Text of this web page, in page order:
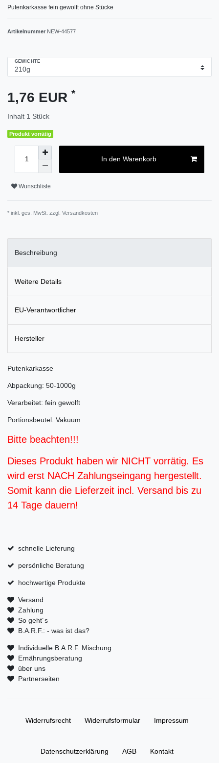
Putenkarkasse fein gewolft ohne Stücke
Artikelnummer NEW-44577
GEWICHTE
1,76 EUR *
Inhalt 1 Stück
Produkt vorrätig
In den Warenkorb
Wunschliste
* inkl. ges. MwSt. zzgl. Versandkosten
Beschreibung
Weitere Details
EU-Verantwortlicher
Hersteller
Putenkarkasse
Abpackung: 50-1000g
Verarbeitet: fein gewolft
Portionsbeutel: Vakuum
Bitte beachten!!!
Dieses Produkt haben wir NICHT vorrätig. Es
wird erst NACH Zahlungseingang hergestellt.
Somit kann die Lieferzeit incl. Versand bis zu
14 Tage dauern!
schnelle Lieferung
persönliche Beratung
hochwertige Produkte
Versand
Zahlung
So geht´s
B.A.R.F.: - was ist das?
Individuelle B.A.R.F. Mischung
Ernährungsberatung
über uns
Partnerseiten
Widerrufs­recht Widerrufs­formular Impressum
Daten­schutz­erklärung AGB Kontakt